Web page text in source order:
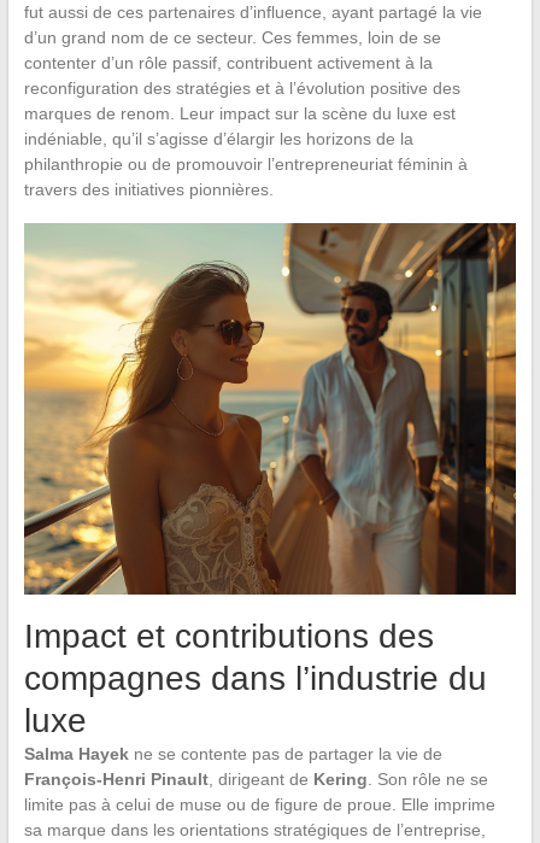
fut aussi de ces partenaires d’influence, ayant partagé la vie
d’un grand nom de ce secteur. Ces femmes, loin de se
contenter d’un rôle passif, contribuent activement à la
reconfiguration des stratégies et à l’évolution positive des
marques de renom. Leur impact sur la scène du luxe est
indéniable, qu’il s’agisse d’élargir les horizons de la
philanthropie ou de promouvoir l’entrepreneuriat féminin à
travers des initiatives pionnières.
Impact et contributions des
compagnes dans l’industrie du
luxe
Salma Hayekne se contente pas de partager la vie de
François-Henri Pinault, dirigeant de Kering . Son rôle ne se
limite pas à celui de muse ou de figure de proue. Elle imprime
sa marque dans les orientations stratégiques de l’entreprise,